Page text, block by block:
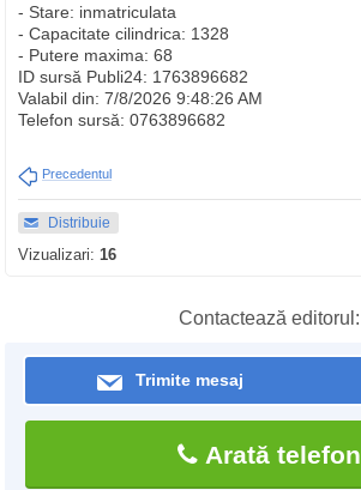
- Stare: inmatriculata
- Capacitate cilindrica: 1328
- Putere maxima: 68
ID sursă Publi24: 1763896682
Valabil din: 7/8/2026 9:48:26 AM
Telefon sursă: 0763896682
Precedentul
Distribuie
Vizualizari: 16
Contactează editorul:
Trimite mesaj
Arată telefon